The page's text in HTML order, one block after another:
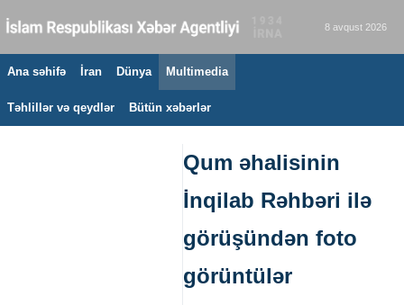
8 avqust 2026
Ana səhifə İran Dünya Multimedia
Təhlillər və qeydlər Bütün xəbərlər
Qum əhalisinin
İnqilab Rəhbəri ilə
görüşündən foto
görüntülər